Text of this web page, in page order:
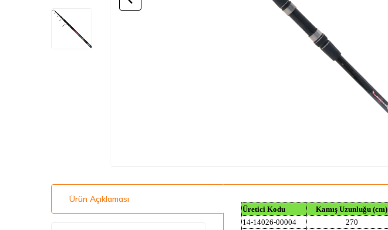
Ürün Açıklaması
Üretici Kodu Kamış Uzunluğu (cm)
14-14026-00004
270